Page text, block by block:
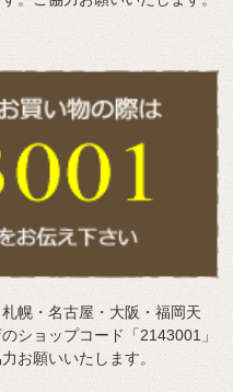
札幌・名古屋・大阪・福岡天
ショップコード「2143001」
お願いいたします。